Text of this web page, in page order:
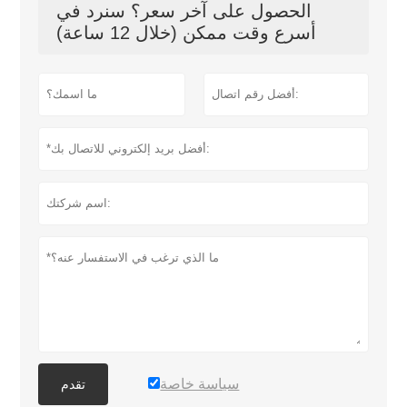
الحصول على آخر سعر؟ سنرد في
أسرع وقت ممكن (خلال 12 ساعة)
تقدم سياسة خاصة